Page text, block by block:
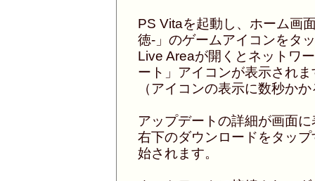
PS Vitaを起動し、ホーム画
徳-」のゲームアイコンをタ
Live Areaが開くとネットワ
ート」アイコンが表示され
（アイコンの表示に数秒か
アップデートの詳細が画面
右下のダウンロードをタッ
始されます。